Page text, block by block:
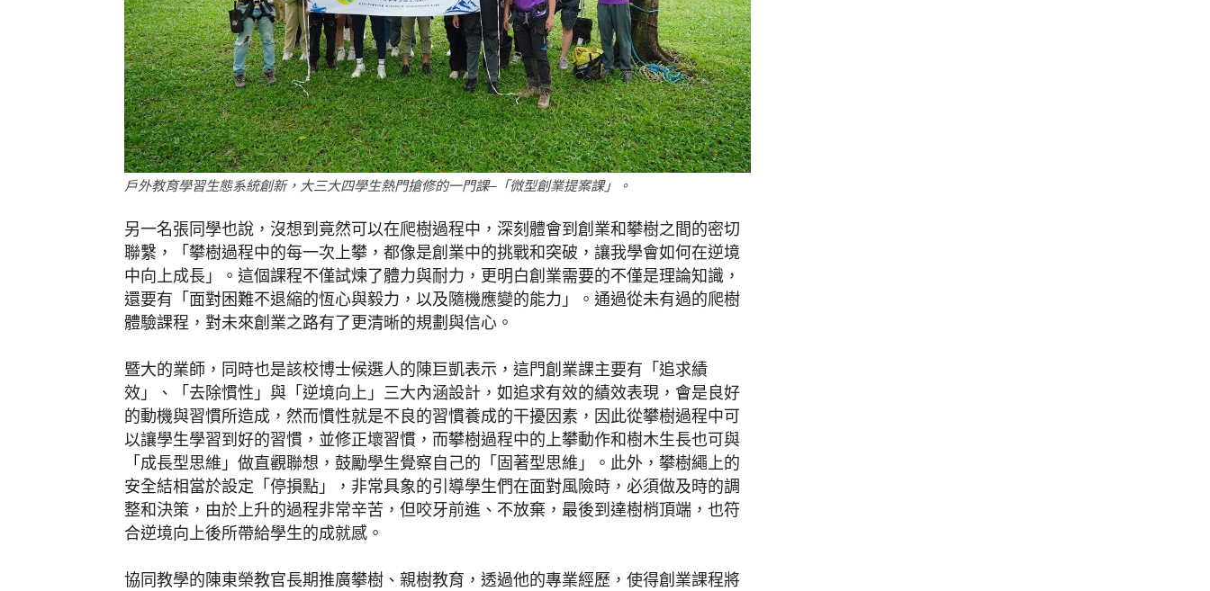
戶外教育學習生態系統創新，大三大四學生熱門搶修的一門課–「微型創業提案課」。
另一名張同學也說，沒想到竟然可以在爬樹過程中，深刻體會到創業和攀樹之間的密切
聯繫，「攀樹過程中的每一次上攀，都像是創業中的挑戰和突破，讓我學會如何在逆境
中向上成長」。這個課程不僅試煉了體力與耐力，更明白創業需要的不僅是理論知識，
還要有「面對困難不退縮的恆心與毅力，以及隨機應變的能力」。通過從未有過的爬樹
體驗課程，對未來創業之路有了更清晰的規劃與信心。
暨大的業師，同時也是該校博士候選人的陳巨凱表示，這門創業課主要有「追求績
效」、「去除慣性」與「逆境向上」三大內涵設計，如追求有效的績效表現，會是良好
的動機與習慣所造成，然而慣性就是不良的習慣養成的干擾因素，因此從攀樹過程中可
以讓學生學習到好的習慣，並修正壞習慣，而攀樹過程中的上攀動作和樹木生長也可與
「成長型思維」做直觀聯想，鼓勵學生覺察自己的「固著型思維」。此外，攀樹繩上的
安全結相當於設定「停損點」，非常具象的引導學生們在面對風險時，必須做及時的調
整和決策，由於上升的過程非常辛苦，但咬牙前進、不放棄，最後到達樹梢頂端，也符
合逆境向上後所帶給學生的成就感。
協同教學的陳東榮教官長期推廣攀樹、親樹教育，透過他的專業經歷，使得創業課程將